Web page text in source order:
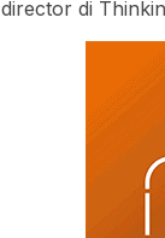
director di